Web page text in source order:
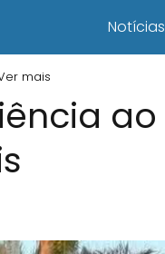
Notícias
mais
ao